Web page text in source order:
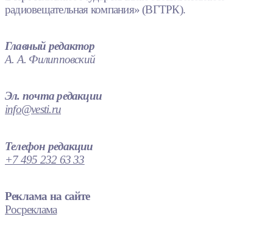
радиовещательная компания» (ВГТРК).
Главный редактор
А. А. Филипповский
Эл. почта редакции
info@vesti.ru
Телефон редакции
+7 495 232 63 33
Реклама на сайте
Росреклама